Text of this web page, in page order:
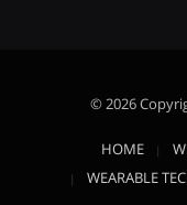
© 2026
HOME
WEARABLE